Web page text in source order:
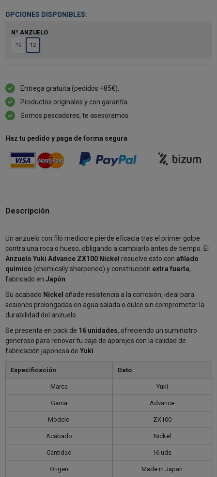
OPCIONES DISPONIBLES:
Nº ANZUELO
10 12
Entrega gratuita (pedidos +85€).
Productos originales y con garantía.
Somos pescadores, te asesoramos.
Haz tu pedido y paga de forma segura
Descripción
Un anzuelo con filo mediocre pierde eficacia tras el primer golpe
contra una roca o hueso, obligando a cambiarlo antes de tiempo. El
Anzuelo Yuki Advance ZX100 Nickel resuelve esto con afilado
químico (chemically sharpened) y construcción extra fuerte,
fabricado en Japón
Su acabado Nickel añade resistencia a la corrosión, ideal para
sesiones prolongadas en agua salada o dulce sin comprometer la
durabilidad del anzuelo.
Se presenta en pack de 16 unidades, ofreciendo un suministro
generoso para renovar tu caja de aparejos con la calidad de
fabricación japonesa de Yuki.
Especificación Dato
Marca Yuki
Gama Advance
Modelo ZX100
Acabado Nickel
Cantidad 16 uds
Origen Made in Japan